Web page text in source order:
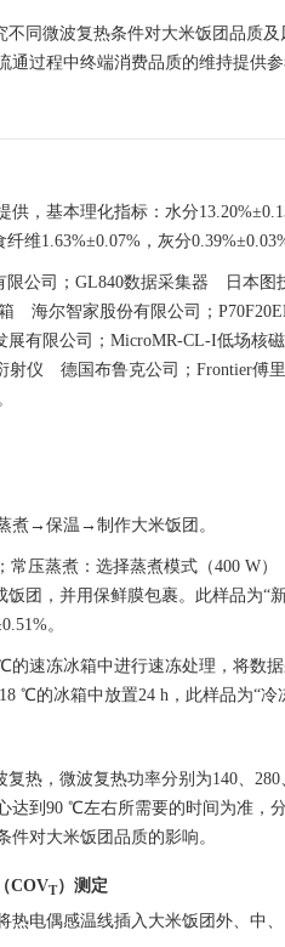
同微波复热条件对大米饭团品质
过程中终端消费品质的维持提供参
，基本理化指标：水分
维1.63%±0.07%，灰分
公司；GL840数据采集器 日本
海尔智家股份有限公司；
有限公司；MicroMR-CL-I低场核
射仪 德国布鲁克公司；Frontier傅
→保温→制作大米饭团。
常压蒸煮：选择蒸煮模式（400 W
团，并用保鲜膜包裹。此样品为“
。
速冻冰箱中进行速冻处理，将数
℃的冰箱中放置24 h，此样品为“冷
热，微波复热功率分别为140、
达到90 ℃左右所需要的时间为准，
对大米饭团品质的影响。
COVT）测定
电偶感温线插入大米饭团外、中